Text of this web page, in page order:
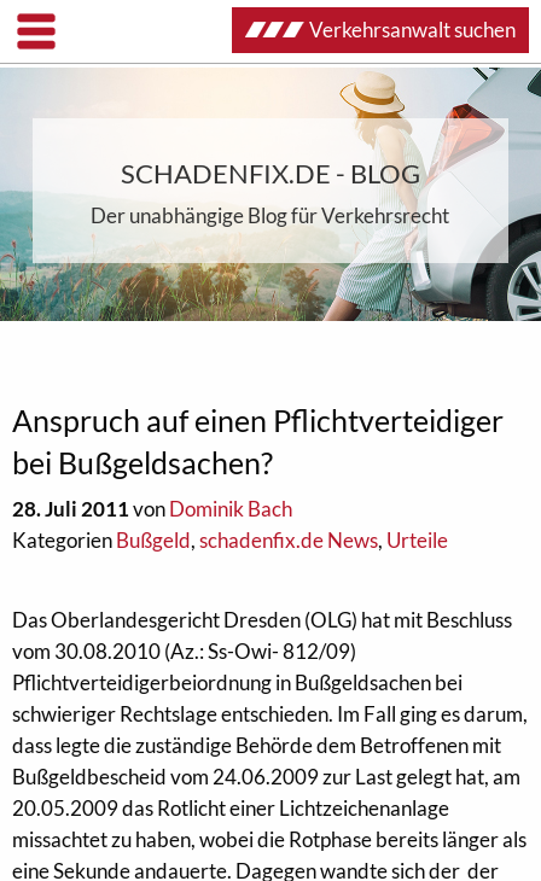
SCHADENFIX.DE - BLOG
Der unabhängige Blog für Verkehrsrecht
Anspruch auf einen Pflichtverteidiger
bei Bußgeldsachen?
28. Juli 2011vonDominik Bach
KategorienBußgeld,schadenfix.de News, Urteile
Das Oberlandesgericht Dresden (OLG) hat mit Beschluss
vom 30.08.2010 (Az.: Ss-Owi- 812/09)
Pflichtverteidigerbeiordnung in Bußgeldsachen bei
schwieriger Rechtslage entschieden. Im Fall ging es darum,
dass legte die zuständige Behörde dem Betroffenen mit
Bußgeldbescheid vom 24.06.2009 zur Last gelegt hat, am
20.05.2009 das Rotlicht einer Lichtzeichenanlage
missachtet zu haben, wobei die Rotphase bereits länger als
eine Sekunde andauerte. Dagegen wandte sich der der
Verkehrsanwalt suchen